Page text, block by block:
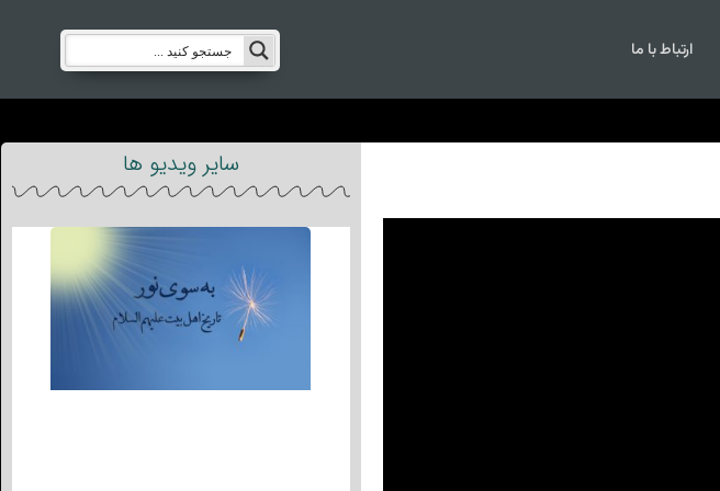
ارتباط با ما
سایر ویدیو ها